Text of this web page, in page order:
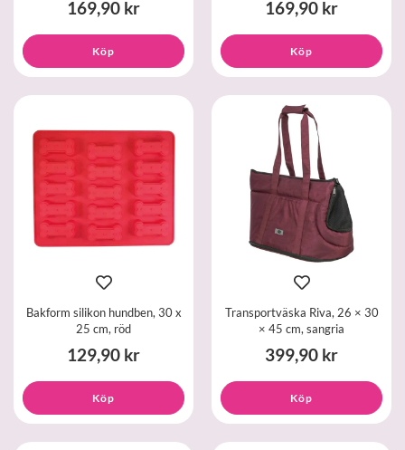
169,90 kr
Köp
169,90 kr
Köp
Bakform silikon hundben, 30 x
25 cm, röd
129,90 kr
Köp
Transportväska Riva, 26 × 30
× 45 cm, sangria
399,90 kr
Köp